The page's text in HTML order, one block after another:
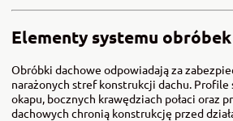
Elementy systemu
Obróbki dachowe odpowiadają za
narażonych stref konstrukcji dachu.
okapu, bocznych krawędziach połaci oraz
dachowych chronią konstrukcję przed